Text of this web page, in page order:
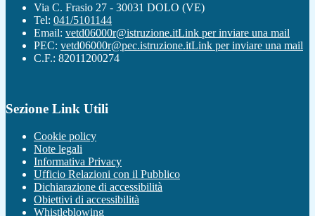
Via C. Frasio 27 - 30031 DOLO (VE)
Tel: 041/5101144
Email: vetd06000r@istruzione.itLink per inviare una mail
PEC: vetd06000r@pec.istruzione.itLink per inviare una mail
C.F.: 82011200274
Sezione Link Utili
Cookie policy
Note legali
Informativa Privacy
Ufficio Relazioni con il Pubblico
Dichiarazione di accessibilità
Obiettivi di accessibilità
Whistleblowing